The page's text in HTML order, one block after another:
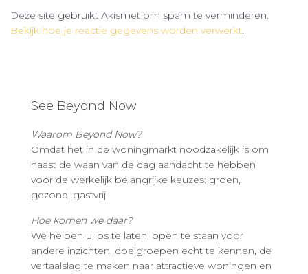
Deze site gebruikt Akismet om spam te verminderen.
Bekijk hoe je reactie gegevens worden verwerkt.
See Beyond Now
Waarom Beyond Now?
Omdat het in de woningmarkt noodzakelijk is om
naast de waan van de dag aandacht te hebben
voor de werkelijk belangrijke keuzes: groen,
gezond, gastvrij.
Hoe komen we daar?
We helpen u los te laten, open te staan voor
andere inzichten, doelgroepen echt te kennen, de
vertaalslag te maken naar attractieve woningen en